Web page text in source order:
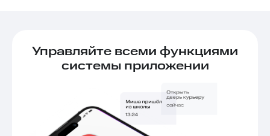
Управляйте всеми функциями
системы приложении